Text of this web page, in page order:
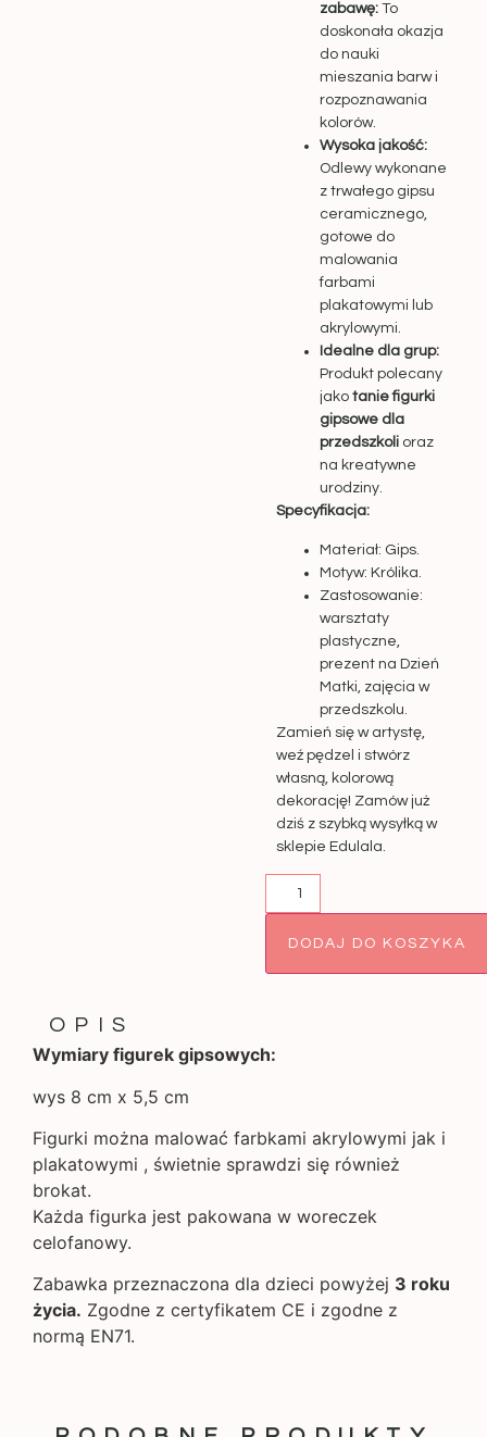
zabawę: To
doskonała okazja
do nauki
mieszania barw i
rozpoznawania
kolorów.
Wysoka jakość:
Odlewy wykonane
z trwałego gipsu
ceramicznego,
gotowe do
malowania
farbami
plakatowymi lub
akrylowymi.
Idealne dla grup:
Produkt polecany
jako tanie figurki
gipsowe dla
przedszkoli oraz
na kreatywne
urodziny.
Specyfikacja:
Materiał: Gips.
Motyw: Królika.
Zastosowanie:
warsztaty
plastyczne,
prezent na Dzień
Matki, zajęcia w
przedszkolu.
Zamień się w artystę,
weź pędzel i stwórz
własną, kolorową
dekorację! Zamów już
dziś z szybką wysyłką w
sklepie Edulala.
DODAJ DO KOSZYKA
OPIS
Wymiary figurek gipsowych:
wys 8 cm x 5,5 cm
Figurki można malować farbkami akrylowymi jak i
plakatowymi , świetnie sprawdzi się również
brokat.
Każda figurka jest pakowana w woreczek
celofanowy.
Zabawka przeznaczona dla dzieci powyżej 3 roku
życia. Zgodne z certyfikatem CE i zgodne z
normą EN71.